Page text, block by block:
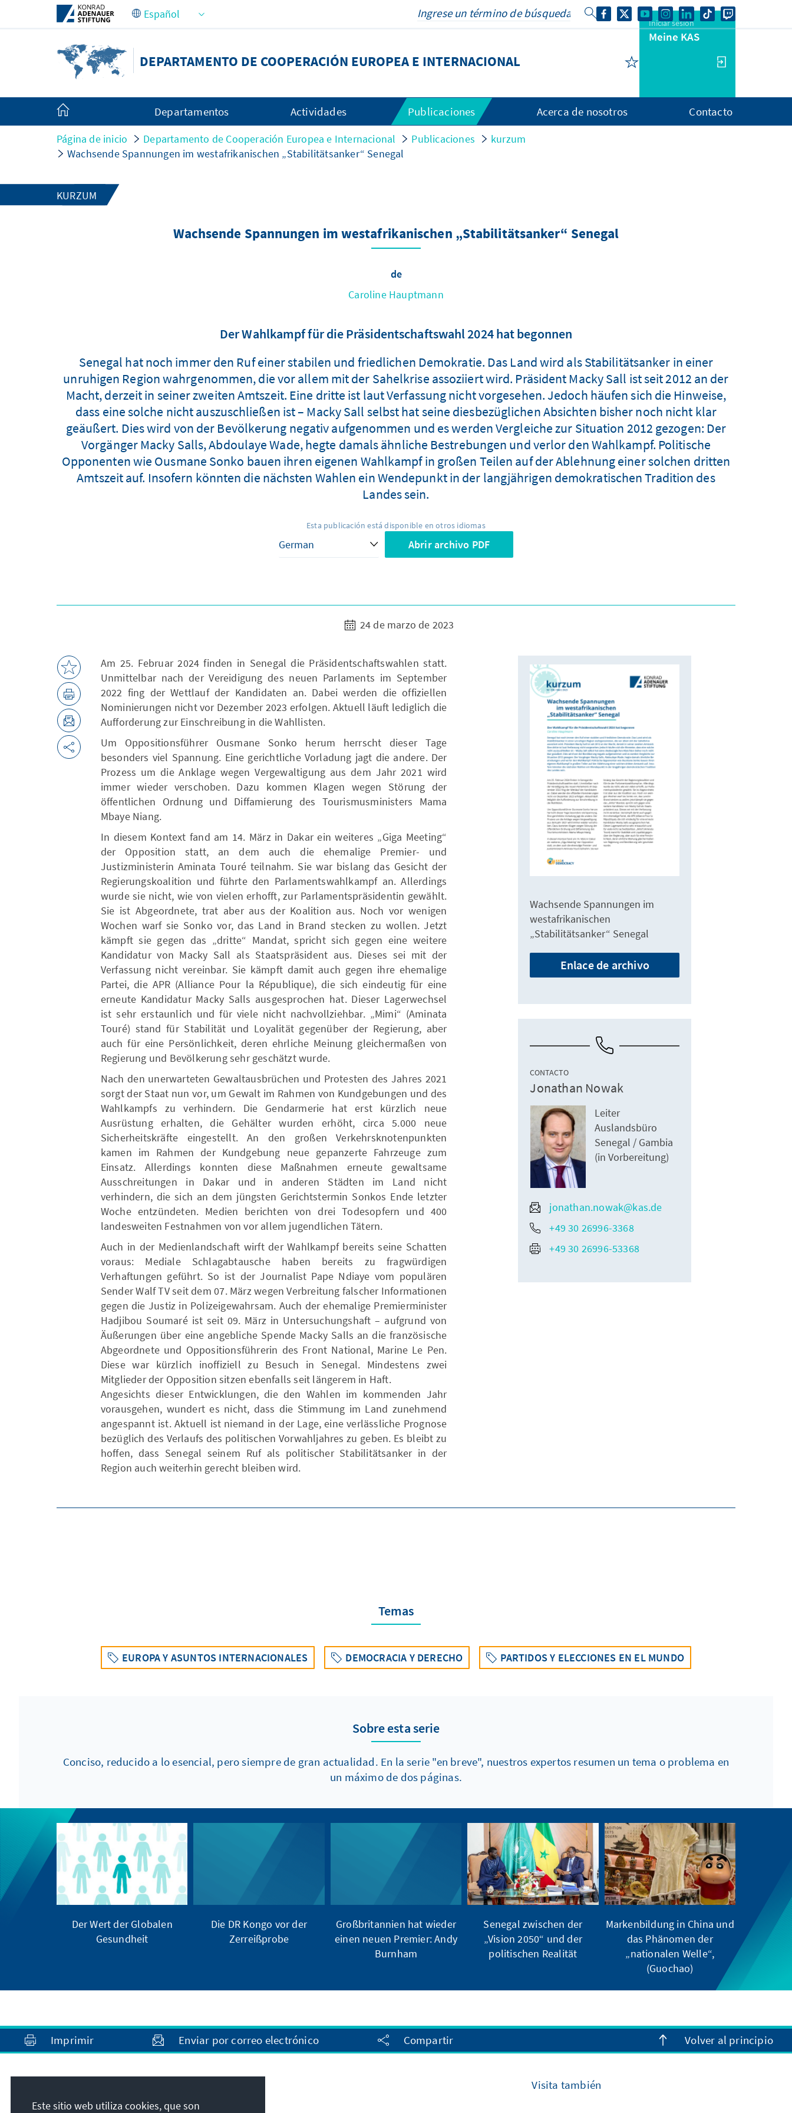
Saltar al contenido principal
DEPARTAMENTO DE COOPERACIÓN EUROPEA E INTERNACIONAL
Iniciar sesión
Meine KAS
Departamentos Actividades Publicaciones Acerca de nosotros Contacto
Página de inicio Departamento de Cooperación Europea e Internacional Publicaciones
kurzum
Wachsende Spannungen im westafrikanischen „Stabilitätsanker“ Senegal
KURZUM
Wachsende Spannungen im westafrikanischen „Stabilitätsanker“ Senegal
de
Caroline Hauptmann
Der Wahlkampf für die Präsidentschaftswahl 2024 hat begonnen
Senegal hat noch immer den Ruf einer stabilen und friedlichen Demokratie. Das Land wird als Stabilitätsanker in einer
unruhigen Region wahrgenommen, die vor allem mit der Sahelkrise assoziiert wird. Präsident Macky Sall ist seit 2012 an der
Macht, derzeit in seiner zweiten Amtszeit. Eine dritte ist laut Verfassung nicht vorgesehen. Jedoch häufen sich die Hinweise,
dass eine solche nicht auszuschließen ist – Macky Sall selbst hat seine diesbezüglichen Absichten bisher noch nicht klar
geäußert. Dies wird von der Bevölkerung negativ aufgenommen und es werden Vergleiche zur Situation 2012 gezogen: Der
Vorgänger Macky Salls, Abdoulaye Wade, hegte damals ähnliche Bestrebungen und verlor den Wahlkampf. Politische
Opponenten wie Ousmane Sonko bauen ihren eigenen Wahlkampf in großen Teilen auf der Ablehnung einer solchen dritten
Amtszeit auf. Insofern könnten die nächsten Wahlen ein Wendepunkt in der langjährigen demokratischen Tradition des
Landes sein.
Esta publicación está disponible en otros idiomas
Abrir archivo PDF
24 de marzo de 2023
Am 25. Februar 2024 finden in Senegal die Präsidentschaftswahlen statt.
Unmittelbar nach der Vereidigung des neuen Parlaments im September
2022 fing der Wettlauf der Kandidaten an. Dabei werden die offiziellen
Nominierungen nicht vor Dezember 2023 erfolgen. Aktuell läuft lediglich die
Aufforderung zur Einschreibung in die Wahllisten.
Um Oppositionsführer Ousmane Sonko herum herrscht dieser Tage
besonders viel Spannung. Eine gerichtliche Vorladung jagt die andere. Der
Prozess um die Anklage wegen Vergewaltigung aus dem Jahr 2021 wird
immer wieder verschoben. Dazu kommen Klagen wegen Störung der
öffentlichen Ordnung und Diffamierung des Tourismusministers Mama
Mbaye Niang.
In diesem Kontext fand am 14. März in Dakar ein weiteres „Giga Meeting“
der Opposition statt, an dem auch die ehemalige Premier- und
Justizministerin Aminata Touré teilnahm. Sie war bislang das Gesicht der
Regierungskoalition und führte den Parlamentswahlkampf an. Allerdings
wurde sie nicht, wie von vielen erhofft, zur Parlamentspräsidentin gewählt.
Sie ist Abgeordnete, trat aber aus der Koalition aus. Noch vor wenigen
Wochen warf sie Sonko vor, das Land in Brand stecken zu wollen. Jetzt
kämpft sie gegen das „dritte“ Mandat, spricht sich gegen eine weitere
Kandidatur von Macky Sall als Staatspräsident aus. Dieses sei mit der
Verfassung nicht vereinbar. Sie kämpft damit auch gegen ihre ehemalige
Partei, die APR (Alliance Pour la République), die sich eindeutig für eine
erneute Kandidatur Macky Salls ausgesprochen hat. Dieser Lagerwechsel
ist sehr erstaunlich und für viele nicht nachvollziehbar. „Mimi“ (Aminata
Touré) stand für Stabilität und Loyalität gegenüber der Regierung, aber
auch für eine Persönlichkeit, deren ehrliche Meinung gleichermaßen von
Regierung und Bevölkerung sehr geschätzt wurde.
Nach den unerwarteten Gewaltausbrüchen und Protesten des Jahres 2021
sorgt der Staat nun vor, um Gewalt im Rahmen von Kundgebungen und des
Wahlkampfs zu verhindern. Die Gendarmerie hat erst kürzlich neue
Ausrüstung erhalten, die Gehälter wurden erhöht, circa 5.000 neue
Sicherheitskräfte eingestellt. An den großen Verkehrsknotenpunkten
kamen im Rahmen der Kundgebung neue gepanzerte Fahrzeuge zum
Einsatz. Allerdings konnten diese Maßnahmen erneute gewaltsame
Ausschreitungen in Dakar und in anderen Städten im Land nicht
verhindern, die sich an dem jüngsten Gerichtstermin Sonkos Ende letzter
Woche entzündeten. Medien berichten von drei Todesopfern und 400
landesweiten Festnahmen von vor allem jugendlichen Tätern.
Auch in der Medienlandschaft wirft der Wahlkampf bereits seine Schatten
voraus: Mediale Schlagabtausche haben bereits zu fragwürdigen
Verhaftungen geführt. So ist der Journalist Pape Ndiaye vom populären
Sender Walf TV seit dem 07. März wegen Verbreitung falscher Informationen
gegen die Justiz in Polizeigewahrsam. Auch der ehemalige Premierminister
Hadjibou Soumaré ist seit 09. März in Untersuchungshaft – aufgrund von
Äußerungen über eine angebliche Spende Macky Salls an die französische
Abgeordnete und Oppositionsführerin des Front National, Marine Le Pen.
Diese war kürzlich inoffiziell zu Besuch in Senegal. Mindestens zwei
Mitglieder der Opposition sitzen ebenfalls seit längerem in Haft.
Angesichts dieser Entwicklungen, die den Wahlen im kommenden Jahr
vorausgehen, wundert es nicht, dass die Stimmung im Land zunehmend
angespannt ist. Aktuell ist niemand in der Lage, eine verlässliche Prognose
bezüglich des Verlaufs des politischen Vorwahljahres zu geben. Es bleibt zu
hoffen, dass Senegal seinem Ruf als politischer Stabilitätsanker in der
Region auch weiterhin gerecht bleiben wird.
Wachsende Spannungen im
westafrikanischen
„Stabilitätsanker“ Senegal
Enlace de archivo
CONTACTO
Jonathan Nowak
Leiter
Auslandsbüro
Senegal / Gambia
(in Vorbereitung)
jonathan.nowak@kas.de
+49 30 26996-3368
+49 30 26996-53368
Temas
EUROPA Y ASUNTOS INTERNACIONALES DEMOCRACIA Y DERECHO PARTIDOS Y ELECCIONES EN EL MUNDO
Sobre esta serie
Conciso, reducido a lo esencial, pero siempre de gran actualidad. En la serie "en breve", nuestros expertos resumen un tema o problema en
un máximo de dos páginas.
Der Wert der Globalen
Gesundheit
Die DR Kongo vor der
Zerreißprobe
Großbritannien hat wieder
einen neuen Premier: Andy
Burnham
Senegal zwischen der
„Vision 2050“ und der
politischen Realität
Markenbildung in China und
das Phänomen der
„nationalen Welle“,
(Guochao)
Imprimir Enviar por correo electrónico Compartir Volver al principio
Visita también
Este sitio web utiliza cookies, que son